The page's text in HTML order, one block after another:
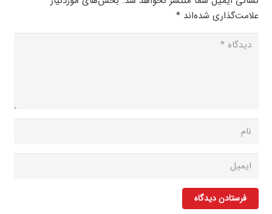
علامت‌گذاری شده‌اند*
فرستادن دیدگاه